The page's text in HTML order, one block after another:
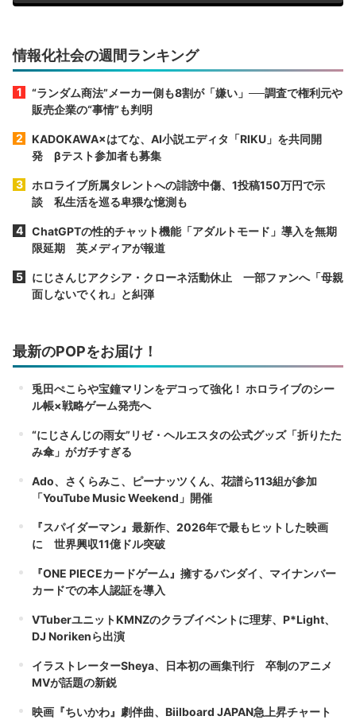
情報化社会の週間ランキング
“ランダム商法”メーカー側も8割が「嫌い」──調査で権利元や
販売企業の“事情”も判明
KADOKAWA×はてな、AI小説エディタ「RIKU」を共同開
発 βテスト参加者も募集
ホロライブ所属タレントへの誹謗中傷、1投稿150万円で示
談 私生活を巡る卑猥な憶測も
ChatGPTの性的チャット機能「アダルトモード」導入を無期
限延期 英メディアが報道
にじさんじアクシア・クローネ活動休止 一部ファンへ「母親
面しないでくれ」と糾弾
最新のPOPをお届け！
兎田ぺこらや宝鐘マリンをデコって強化！ ホロライブのシー
ル帳×戦略ゲーム発売へ
“にじさんじの雨女”リゼ・ヘルエスタの公式グッズ「折りたた
み傘」がガチすぎる
Ado、さくらみこ、ピーナッツくん、花譜ら113組が参加
「YouTube Music Weekend」開催
『スパイダーマン』最新作、2026年で最もヒットした映画
に 世界興収11億ドル突破
『ONE PIECEカードゲーム』擁するバンダイ、マイナンバー
カードでの本人認証を導入
VTuberユニットKMNZのクラブイベントに理芽、P*Light、
DJ Norikenら出演
イラストレーターSheya、日本初の画集刊行 卒制のアニメ
MVが話題の新鋭
映画『ちいかわ』劇伴曲、Biilboard JAPAN急上昇チャート